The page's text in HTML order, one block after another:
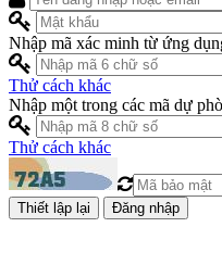
Nhập mã xác minh từ ứng
Thử cách khác
Nhập một trong các mã dự
Thử cách khác
Đăng nhập